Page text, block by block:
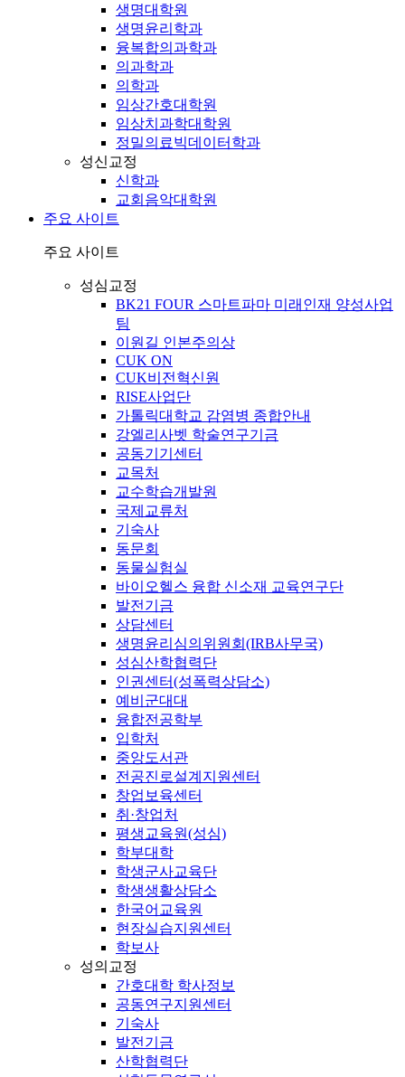
생명대학원
생명윤리학과
융복합의과학과
의과학과
의학과
임상간호대학원
임상치과학대학원
정밀의료빅데이터학과
성신교정
신학과
교회음악대학원
주요 사이트
주요 사이트
성심교정
BK21 FOUR 스마트파마 미래인재 양성사업
팀
이원길 인본주의상
CUK ON
CUK비전혁신원
RISE사업단
가톨릭대학교 감염병 종합안내
강엘리사벳 학술연구기금
공동기기센터
교목처
교수학습개발원
국제교류처
기숙사
동문회
동물실험실
바이오헬스 융합 신소재 교육연구단
발전기금
상담센터
생명윤리심의위원회(IRB사무국)
성심산학협력단
인권센터(성폭력상담소)
예비군대대
융합전공학부
입학처
중앙도서관
전공진로설계지원센터
창업보육센터
취·창업처
평생교육원(성심)
학부대학
학생군사교육단
학생생활상담소
한국어교육원
현장실습지원센터
학보사
성의교정
간호대학 학사정보
공동연구지원센터
기숙사
발전기금
산학협력단